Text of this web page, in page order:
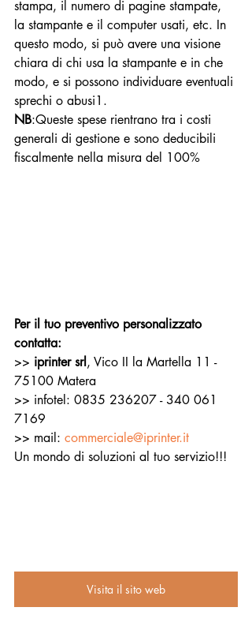
stampa, il numero di pagine stampate,
la stampante e il computer usati, etc. In
questo modo, si può avere una visione
chiara di chi usa la stampante e in che
modo, e si possono individuare eventuali
sprechi o abusi1.
NB:Queste spese rientrano tra i costi
generali di gestione e sono deducibili
fiscalmente nella misura del 100%
Per il tuo preventivo personalizzato
contatta:
>> iprinter srl , Vico II la Martella 11 -
75100 Matera
>> infotel: 0835 236207 - 340 061
7169
>> mail: commerciale@iprinter.it
Un mondo di soluzioni al tuo servizio!!!
Visita il sito web